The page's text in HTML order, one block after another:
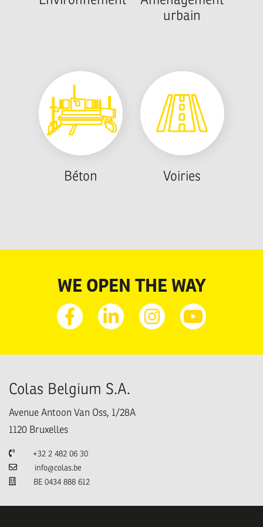
urbain
Béton Voiries
WE OPEN THE WAY
FacebookLinkedinInstagramYoutube
Colas Belgium S.A.
Avenue Antoon Van Oss, 1/28A
1120 Bruxelles
Téléphone
+32 2 482 06 30
Emailinfo@colas.be
BE 0434 888 612